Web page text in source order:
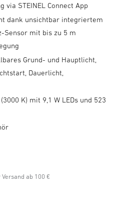
via STEINEL Connect App
dank unsichtbar integriertem
Sensor mit bis zu 5 m
Grund- und Hauptlicht,
Dauerlicht,
K) mit 9,1 W LEDs und 523
ab 100 €